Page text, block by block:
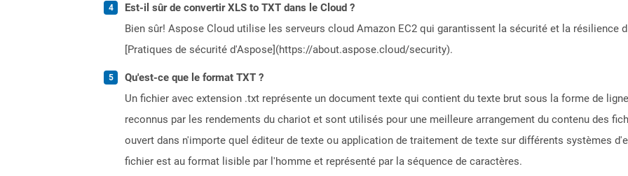
Est-il sûr de convertir XLS to TXT dans le Cloud ?
Bien sûr! Aspose Cloud utilise les serveurs cloud Amazon EC2 qui garantissent la sécurité et la résilience
[Pratiques de sécurité d'Aspose](https://about.aspose.cloud/security).
Qu'est-ce que le format TXT ?
Un fichier avec extension .txt représente un document texte qui contient du texte brut sous la forme de
reconnus par les rendements du chariot et sont utilisés pour une meilleure arrangement du contenu des
ouvert dans n'importe quel éditeur de texte ou application de traitement de texte sur différents systèmes
fichier est au format lisible par l'homme et représenté par la séquence de caractères.